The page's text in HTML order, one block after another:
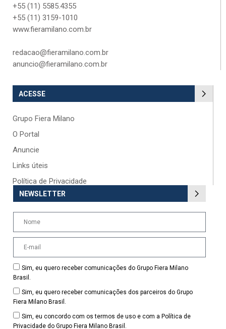
+55 (11) 5585.4355
+55 (11) 3159-1010
www.fieramilano.com.br
redacao@fieramilano.com.br
anuncio@fieramilano.com.br
ACESSE
Grupo Fiera Milano
O Portal
Anuncie
Links úteis
Política de Privacidade
NEWSLETTER
Sim, eu quero receber comunicações do Grupo Fiera Milano
Brasil.
Sim, eu quero receber comunicações dos parceiros do Grupo
Fiera Milano Brasil.
Sim, eu concordo com os termos de uso e com a Política de
Privacidade do Grupo Fiera Milano Brasil.